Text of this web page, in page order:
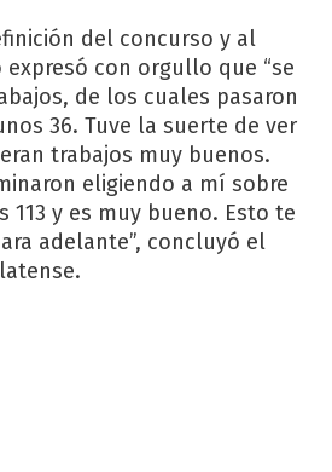
del concurso y al
con orgullo que “se
de los cuales pasaron
36. Tuve la suerte de ver
trabajos muy buenos.
eligiendo a mí sobre
y es muy bueno. Esto te
adelante”, concluyó el